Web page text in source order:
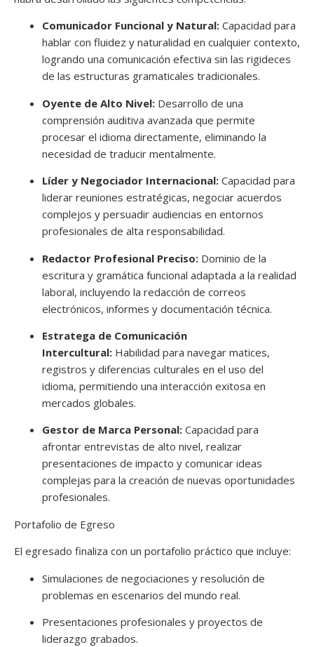
Comunicador Funcional y Natural: Capacidad para
hablar con fluidez y naturalidad en cualquier contexto,
logrando una comunicación efectiva sin las rigideces
de las estructuras gramaticales tradicionales.
Oyente de Alto Nivel: Desarrollo de una
comprensión auditiva avanzada que permite
procesar el idioma directamente, eliminando la
necesidad de traducir mentalmente.
Líder y Negociador Internacional: Capacidad para
liderar reuniones estratégicas, negociar acuerdos
complejos y persuadir audiencias en entornos
profesionales de alta responsabilidad.
Redactor Profesional Preciso: Dominio de la
escritura y gramática funcional adaptada a la realidad
laboral, incluyendo la redacción de correos
electrónicos, informes y documentación técnica.
Estratega de Comunicación
Intercultural: Habilidad para navegar matices,
registros y diferencias culturales en el uso del
idioma, permitiendo una interacción exitosa en
mercados globales.
Gestor de Marca Personal: Capacidad para
afrontar entrevistas de alto nivel, realizar
presentaciones de impacto y comunicar ideas
complejas para la creación de nuevas oportunidades
profesionales.
Portafolio de Egreso
El egresado finaliza con un portafolio práctico que incluye:
Simulaciones de negociaciones y resolución de
problemas en escenarios del mundo real.
Presentaciones profesionales y proyectos de
liderazgo grabados.